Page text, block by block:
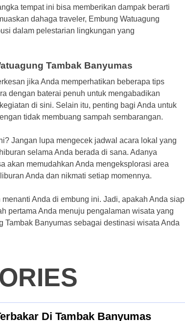
tempat ini bisa memberikan dampak berarti
dahaga traveler, Embung Watuagung
dalam pelestarian lingkungan yang
Tambak Banyumas
jika Anda memperhatikan beberapa tips
dengan baterai penuh untuk mengabadikan
di sini. Selain itu, penting bagi Anda untuk
tidak membuang sampah sembarangan.
Jangan lupa mengecek jadwal acara lokal yang
selama Anda berada di sana. Adanya
akan memudahkan Anda mengeksplorasi area
Anda dan nikmati setiap momennya.
Anda di embung ini. Jadi, apakah Anda siap
pertama Anda menuju pengalaman wisata yang
Tambak Banyumas sebagai destinasi wisata Anda
Di Tambak Banyumas